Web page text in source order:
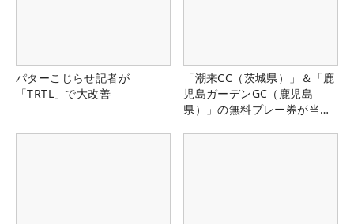
パターこじらせ記者が
「TRTL」で大改善
「潮来CC（茨城県）」＆「鹿
児島ガーデンGC（鹿児島
県）」の無料プレー券が当た